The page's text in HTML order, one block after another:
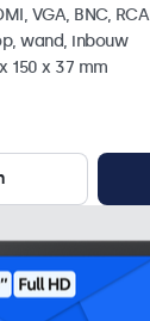
VGA, BNC, RCA
wand, inbouw
150 x 37 mm